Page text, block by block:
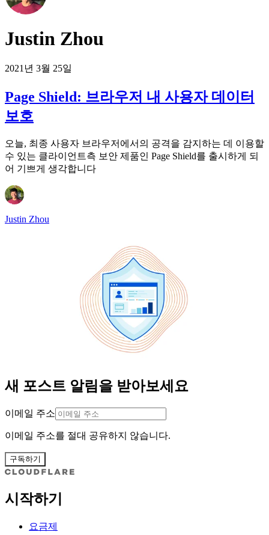
Justin Zhou
2021년 3월 25일
Page Shield: 브라우저 내 사용자 데이터
보호
오늘, 최종 사용자 브라우저에서의 공격을 감지하는 데 이용할
수 있는 클라이언트측 보안 제품인 Page Shield를 출시하게 되
어 기쁘게 생각합니다
Justin Zhou
새 포스트 알림을 받아보세요
이메일 주소
이메일 주소를 절대 공유하지 않습니다.
구독하기
시작하기
요금제